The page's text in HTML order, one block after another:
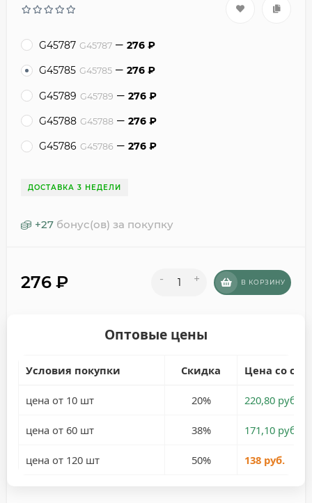
G45787 G45787 276 ₽
G45785 G45785 276 ₽
G45789 G45789 276 ₽
G45788 G45788 276 ₽
G45786 G45786 276 ₽
ДОСТАВКА 3 НЕДЕЛИ
+27 бонус(ов) за покупку
276 ₽ - + В КОРЗИНУ
Оптовые цены
Условия покупки Скидка Цена со
цена от 10 шт 20% 220,80 руб.
цена от 60 шт 38% 171,10 руб.
цена от 120 шт 50% 138 руб.